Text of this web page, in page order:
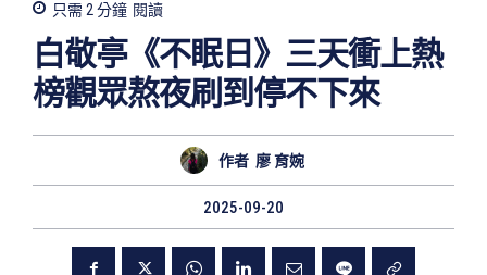
只需 2分鐘 閱讀
白敬亭《不眠日》三天衝上熱
榜觀眾熬夜刷到停不下來
作者 廖 育婉
2025-09-20